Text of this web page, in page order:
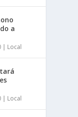
a
| Local
| Local